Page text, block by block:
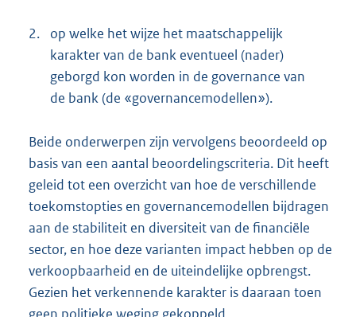
2.
op welke het wijze het maatschappelijk
karakter van de bank eventueel (nader)
geborgd kon worden in de governance van
de bank (de «governancemodellen»).
Beide onderwerpen zijn vervolgens beoordeeld op
basis van een aantal beoordelingscriteria. Dit heeft
geleid tot een overzicht van hoe de verschillende
toekomstopties en governancemodellen bijdragen
aan de stabiliteit en diversiteit van de financiële
sector, en hoe deze varianten impact hebben op de
verkoopbaarheid en de uiteindelijke opbrengst.
Gezien het verkennende karakter is daaraan toen